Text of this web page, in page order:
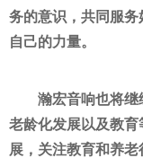
务的意识，共同服
自己的力量。
瀚宏音响也将
老龄化发展以及教育
展，关注教育和养